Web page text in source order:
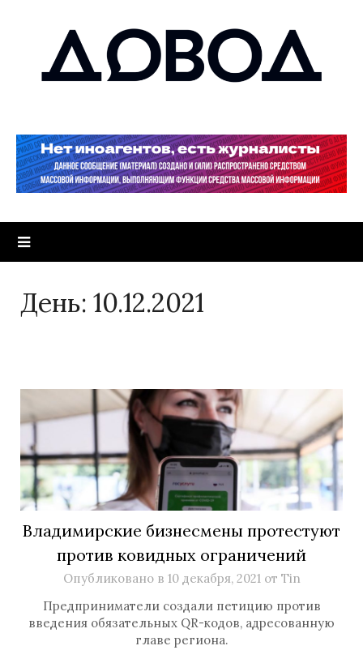
День: 10.12.2021
Владимирские бизнесмены протестуют
против ковидных ограничений
Опубликовано в 10 декабря, 2021 от Tin
Предприниматели создали петицию против
введения обязательных QR-кодов, адресованную
главе региона.